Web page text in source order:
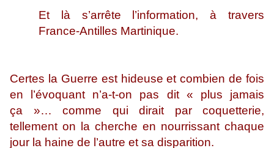
Et là s’arrête l’information, à travers
France-Antilles Martinique.
Certes la Guerre est hideuse et combien de fois
en l’évoquant n’a-t-on pas dit « plus jamais
ça »… comme qui dirait par coquetterie,
tellement on la cherche en nourrissant chaque
jour la haine de l’autre et sa disparition.